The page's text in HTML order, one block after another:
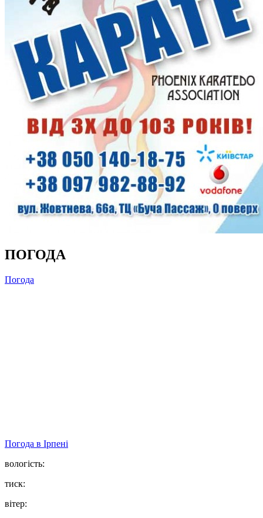
ПОГОДА
Погода
Погода в Ірпені
вологість:
тиск:
вітер: